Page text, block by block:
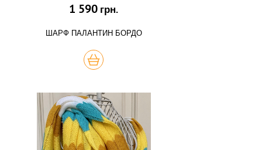
1 590 грн.
ШАРФ ПАЛАНТИН БОРДО
КУПИТЬ